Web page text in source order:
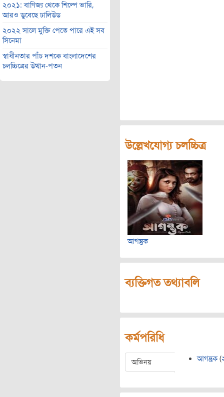
২০২১: বাণিজ্য থেকে শিল্পে ভারি,
আরও ডুবেছে ঢালিউড
২০২২ সালে মুক্তি পেতে পারে এই সব
সিনেমা
স্বাধীনতার পাঁচ দশকে বাংলাদেশের
চলচ্চিত্রের উত্থান-পতন
উল্লেখযোগ্য চলচ্চিত্র
আগন্তুক
ব্যক্তিগত তথ্যাবলি
কর্মপরিধি
অভিনয় আগন্তুক(